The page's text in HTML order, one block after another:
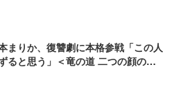
まりか、復讐劇に本格参戦「この人
ると思う」＜竜の道 二つの顔の復